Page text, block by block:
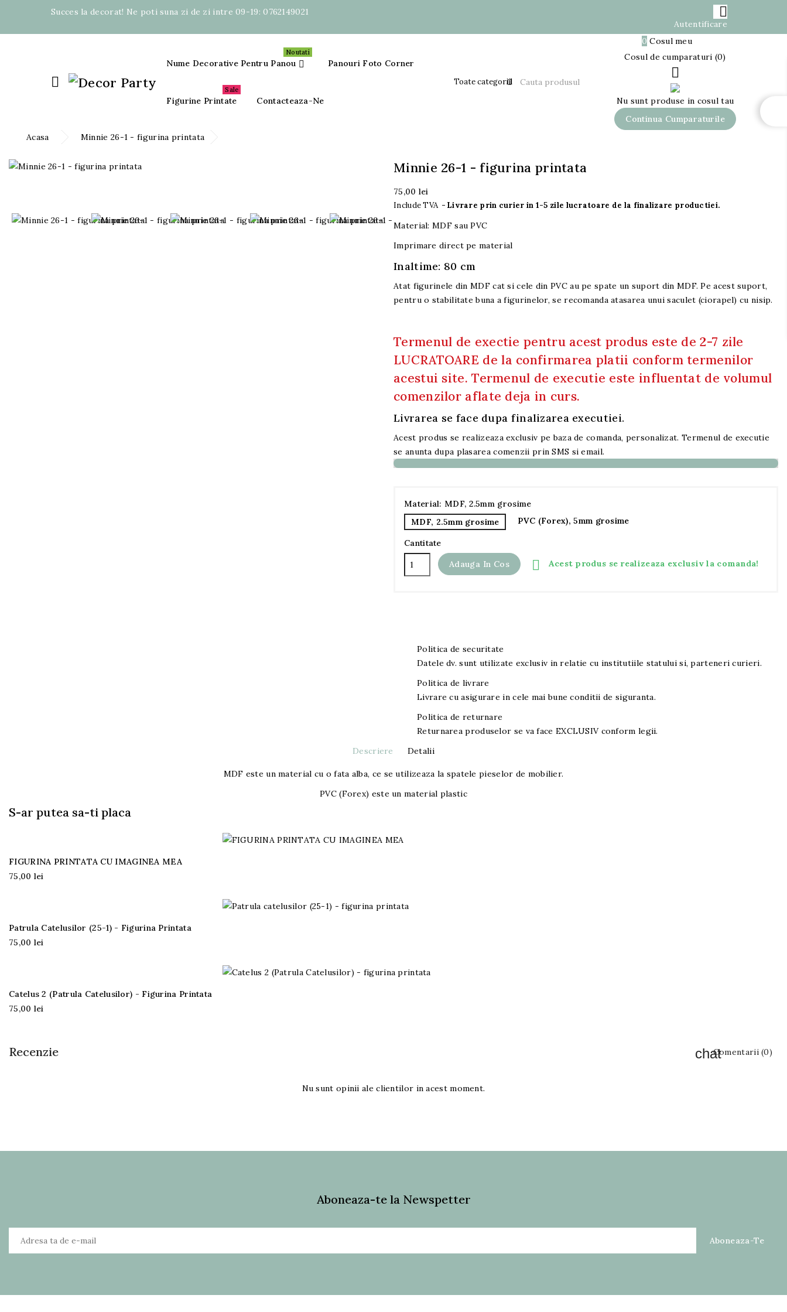
Succes la decorat! Ne poti suna zi de zi intre 09-19:0762149021 
Autentificare

Nume Decorative Pentru Panou 
Noutati
Panouri Foto Corner
Figurine Printate
Sale
Contacteaza-Ne
0 Cosul meu
Cosul de cumparaturi (0)

Nu sunt produse in cosul tau
Continua Cumparaturile
Acasa
Minnie 26-1 - figurina printata
Minnie 26-1 - figurina printata
75,00 lei
Include TVA Livrare prin curier in 1-5 zile lucratoare de la finalizare productiei.
Material: MDF sau PVC
Imprimare direct pe material
Inaltime: 80 cm
Atat figurinele din MDF cat si cele din PVC au pe spate un suport din MDF. Pe acest suport,
pentru o stabilitate buna a figurinelor, se recomanda atasarea unui saculet (ciorapel) cu nisip.
Termenul de exectie pentru acest produs este de 2-7 zile
LUCRATOARE de la confirmarea platii conform termenilor
acestui site. Termenul de executie este influentat de volumul
comenzilor aflate deja in curs.
Livrarea se face dupa finalizarea executiei.
Acest produs se realizeaza exclusiv pe baza de comanda, personalizat. Termenul de executie
se anunta dupa plasarea comenzii prin SMS si email.
Material: MDF, 2.5mm grosime
MDF, 2.5mm grosime
PVC (Forex), 5mm grosime
Cantitate
Adauga In Cos
 Acest produs se realizeaza exclusiv la comanda!
Politica de securitate
Datele dv. sunt utilizate exclusiv in relatie cu institutiile statului si, parteneri curieri.
Politica de livrare
Livrare cu asigurare in cele mai bune conditii de siguranta.
Politica de returnare
Returnarea produselor se va face EXCLUSIV conform legii.
Descriere
Detalii
MDF este un material cu o fata alba, ce se utilizeaza la spatele pieselor de mobilier.
PVC (Forex) este un material plastic
S-ar putea sa-ti placa
FIGURINA PRINTATA CU IMAGINEA MEA
75,00 lei
Patrula Catelusilor (25-1) - Figurina Printata
75,00 lei
Catelus 2 (Patrula Catelusilor) - Figurina Printata
75,00 lei
Recenzie Comentarii (0)
Nu sunt opinii ale clientilor in acest moment.
Aboneaza-te la Newspetter